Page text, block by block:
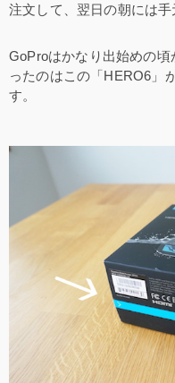
注文して、翌日の朝には手
GoProはかなり出始めの
ったのはこの「HERO6」
す。